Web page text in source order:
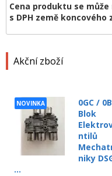
Akční zboží
NOVINKA
0GC /
Blok
ntilů
niky
...
Cena produktu se
s DPH země koncového